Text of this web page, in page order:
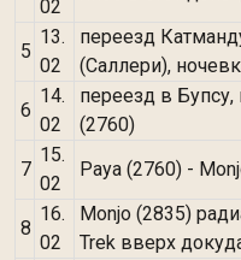
02
5
13.
02
переезд
(Саллери),
6
14.
02
переезд в
(2760)
7
15.
02
Paya (2760) -
8
16.
02
Monjo (2835)
Trek вверх